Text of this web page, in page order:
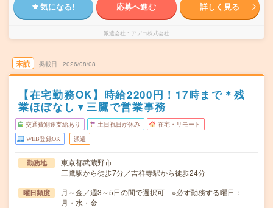
気になる! 応募へ進む 詳しく見る
派遣会社 アデコ株式会社
未読 掲載日 2026/08/08
【在宅勤務OK】時給2200円！17時まで＊残
業ほぼなし▼三鷹で営業事務
交通費別途支給あり 土日祝日が休み 在宅・リモート
WEB登録OK 派遣
勤務地
東京都武蔵野市
三鷹駅から徒歩7分／吉祥寺駅から徒歩24分
曜日頻度
月～金／週3～5日の間で選択可 ※必ず勤務する曜日：
月・水・金